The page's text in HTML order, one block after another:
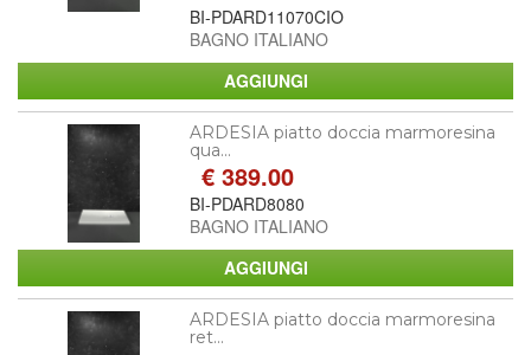
BI-PDARD11070CIO
BAGNO ITALIANO
ARDESIA piatto doccia marmoresina
qua...
€ 389.00
BI-PDARD8080
BAGNO ITALIANO
ARDESIA piatto doccia marmoresina
ret...